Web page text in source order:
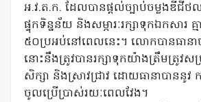
អ.វ.ត.ក. ដែលបានផ្តល់ច្បាប់ចម្លងឌីជី
ផ្ទុកទិន្នន័យ និងសម្ភារៈរក្សាទុកឯកសារ
៥០ប្រអប់នៅពេលនេះ។ លោកបានធានា
នោះនឹងត្រូវបានរក្សាទុកយ៉ាងត្រឹមត្រូ
សិក្សា និងស្រាវជ្រាវ ដោយធានាបាននូវ ក
ចូលប្រើប្រាស់រយៈពេលវែង។